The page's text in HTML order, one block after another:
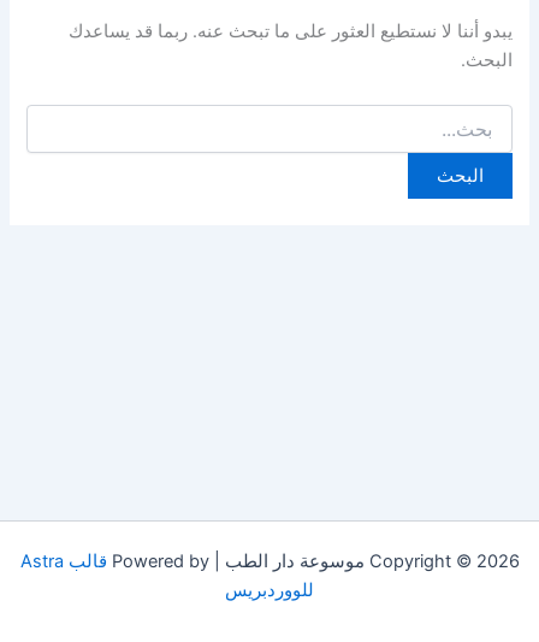
يبدو أننا لا نستطيع العثور على ما تبحث عنه. ربما قد يساعدك
البحث.
عن:
Copyright © 2026 موسوعة دار الطب | Powered by
قالب Astra
للووردبريس